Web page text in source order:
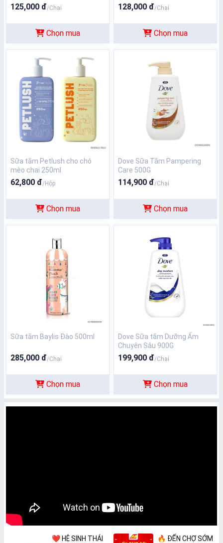
Khoái Tinh Chất Bạc Hà 800g
125,000 đ/Chai
Chọn mua
128,000 đ/Chai
Chọn mua
Sữa tắm Petlush cho chó
mèo chai 250ml
62,800 đ/Hộp
Chọn mua
Dove Sữa Tắm Pampering
Care 500G
114,900 đ/Chai
Chọn mua
Sữa tắm Baylis Đào 500ml
285,000 đ/Chai
Chọn mua
Dove Sữa tắm Dưỡng Ẩm
Chuyên Sâu 900G
199,900 đ/Chai
Chọn mua
❤️ HỆ SINH THÁI
🔥 ĐẾN CHỢ SỚM